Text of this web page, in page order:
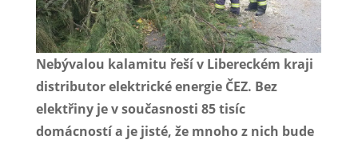
Nebývalou kalamitu řeší v Libereckém kraji
distributor elektrické energie ČEZ. Bez
elektřiny je v současnosti 85 tisíc
domácností a je jisté, že mnoho z nich bude